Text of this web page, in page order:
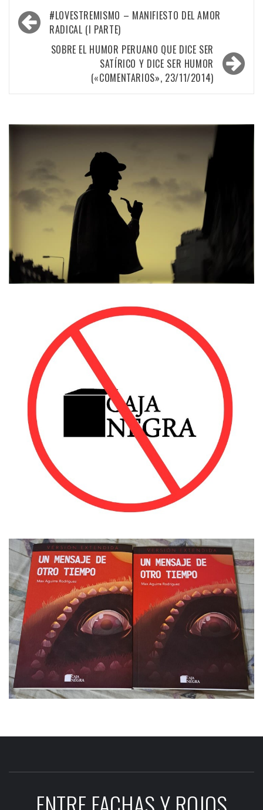
Navegación
de
entradas
#LOVESTREMISMO – MANIFIESTO DEL AMOR
RADICAL (I PARTE)
SOBRE EL HUMOR PERUANO QUE DICE SER
SATÍRICO Y DICE SER HUMOR
(«COMENTARIOS», 23/11/2014)